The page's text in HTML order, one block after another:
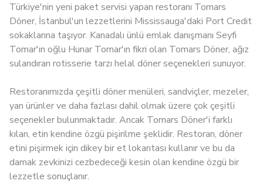
Türkiye'nin yeni paket servisi yapan restoranı Tomars
Döner, İstanbul'un lezzetlerini Mississauga'daki Port Credit
sokaklarına taşıyor. Kanadalı ünlü emlak danışmanı Seyfi
Tomar'ın oğlu Hunar Tomar'ın fikri olan Tomars Döner, ağız
sulandıran rotisserie tarzı helal döner seçenekleri sunuyor.
Restoranımızda çeşitli döner menüleri, sandviçler, mezeler,
yan ürünler ve daha fazlası dahil olmak üzere çok çeşitli
seçenekler bulunmaktadır. Ancak Tomars Döner'i farklı
kılan, etin kendine özgü pişirilme şeklidir. Restoran, döner
etini pişirmek için dikey bir et lokantası kullanır ve bu da
damak zevkinizi cezbedeceği kesin olan kendine özgü bir
lezzetle sonuçlanır.